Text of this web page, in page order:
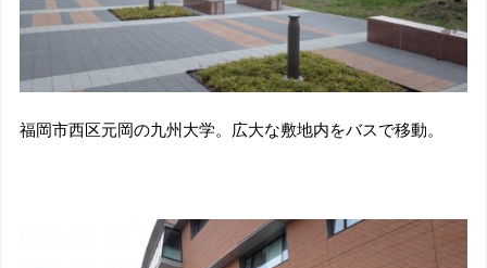
福岡市西区元岡の九州大学。広大な敷地内をバスで移動。